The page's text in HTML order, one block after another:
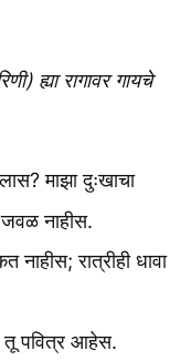
ह्या रागावर गायचे
माझा दुःखाचा
नाहीस.
नाहीस; रात्रीही धावा
तू पवित्र आहेस.